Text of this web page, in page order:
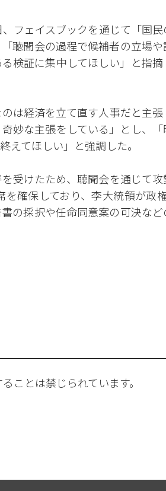
フェイスブックを通じて「国民
聴聞会の過程で候補者の立場や
検証に集中してほしい」と指摘
は経済を立て直す人事だと主張
妙な主張をしている」とし、「
えてほしい」と強調した。
受けたため、聴聞会を通じて攻
確保しており、李大統領が政
の採択や任命同意案の可決など
ことは禁じられています。